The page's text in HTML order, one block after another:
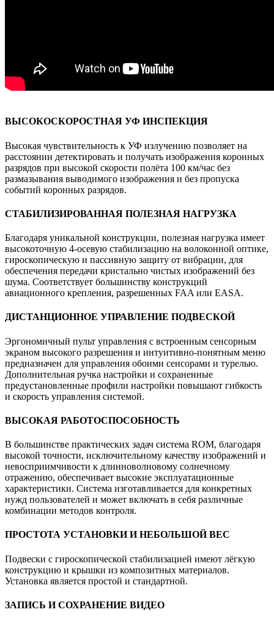
ВЫСОКОСКОРОСТНАЯ УФ ИНСПЕКЦИЯ
Высокая чувствительность к УФ излучению позволяет на
расстоянии детектировать и получать изображения коронных
разрядов при высокой скорости полёта 100 км/час без
размазывания выводимого изображения и без пропуска
событий коронных разрядов.
СТАБИЛИЗИРОВАННАЯ ПОЛЕЗНАЯ НАГРУЗКА
Благодаря уникальной конструкции, полезная нагрузка имеет
высокоточную 4-осевую стабилизацию на волоконной оптике,
гироскопическую и пассивную защиту от вибрации, для
обеспечения передачи кристально чистых изображений без
шума. Соответствует большинству конструкций
авиационного крепления, разрешенных FAA или EASA.
ДИСТАНЦИОННОЕ УПРАВЛЕНИЕ ПОДВЕСКОЙ
Эргономичный пульт управления с встроенным сенсорным
экраном высокого разрешения и интуитивно-понятным меню
предназначен для управления обоими сенсорами и турелью.
Дополнительная ручка настройки и сохраненные
предустановленные профили настройки повышают гибкость
и скорость управления системой.
ВЫСОКАЯ РАБОТОСПОСОБНОСТЬ
В большинстве практических задач система ROM, благодаря
высокой точности, исключительному качеству изображений и
невосприимчивости к длинноволновому солнечному
отражению, обеспечивает высокие эксплуатационные
характеристики. Система изготавливается для конкретных
нужд пользователей и может включать в себя различные
комбинации методов контроля.
ПРОСТОТА УСТАНОВКИ И НЕБОЛЬШОЙ ВЕС
Подвески с гироскопической стабилизацией имеют лёгкую
конструкцию и крышки из композитных материалов.
Установка является простой и стандартной.
ЗАПИСЬ И СОХРАНЕНИЕ ВИДЕО